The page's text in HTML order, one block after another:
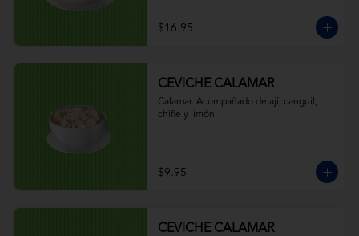
$16.95
CEVICHE CALAMAR
Calamar. Acompañado de ají, canguil,
chifle y limón.
$9.95
CEVICHE CALAMAR